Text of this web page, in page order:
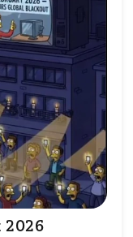
2026